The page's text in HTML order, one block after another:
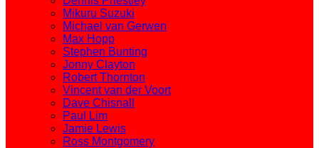
Mikuru Suzuki
Michael van Gerwen
Max Hopp
Stephen Bunting
Jonny Clayton
Robert Thornton
Vincent van der Voort
Dave Chisnall
Paul Lim
Jamie Lewis
Ross Montgomery